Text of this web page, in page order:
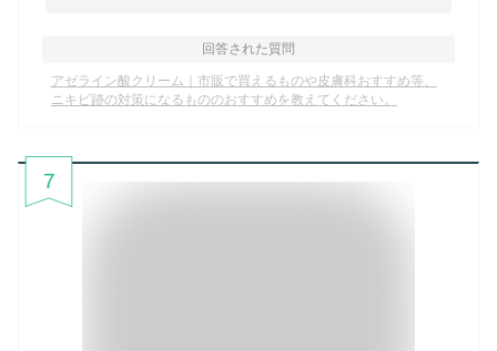
回答された質問
アゼライン酸クリーム｜市販で買えるものや皮膚科おすすめ等、
ニキビ跡の対策になるもののおすすめを教えてください。
7